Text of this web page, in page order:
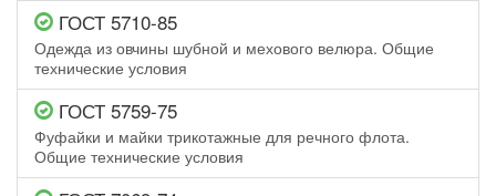
ГОСТ 5710-85
Одежда из овчины шубной и мехового велюра. Общие
технические условия
ГОСТ 5759-75
Фуфайки и майки трикотажные для речного флота.
Общие технические условия